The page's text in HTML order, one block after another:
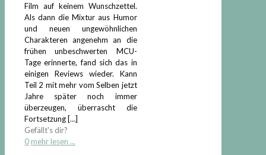
Film auf keinem Wunschzettel.
Als dann die Mixtur aus Humor
und neuen ungewöhnlichen
Charakteren angenehm an die
frühen unbeschwerten MCU-
Tage erinnerte, fand sich das in
einigen Reviews wieder. Kann
Teil 2 mit mehr vom Selben jetzt
Jahre später noch immer
überzeugen, überrascht die
Fortsetzung[…]
Gefällt's dir?
0 mehr lesen ...